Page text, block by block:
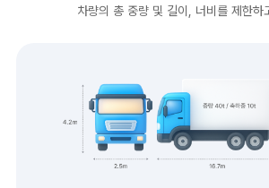
차량의 총 중량 및 길이, 너비를 제한하